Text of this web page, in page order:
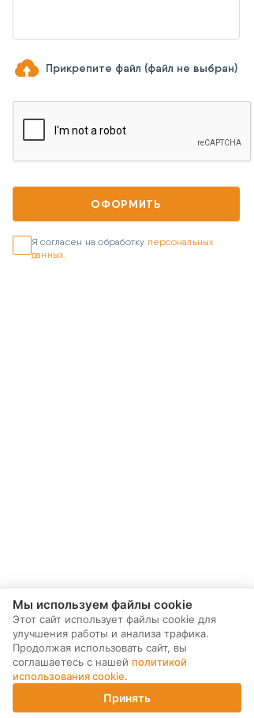
Прикрепите файл (файл не выбран)
ОФОРМИТЬ
Я согласен на обработку персональных
данных.
Наши контакты
г. Санкт-Петербург, ул.
Магнитогорская 30Корзина
Мы используем файлы cookie
Этот сайт использует файлы cookie для
улучшения работы и анализа трафика.
Продолжая использовать сайт, вы
соглашаетесь с нашей политикой
использования cookie.
Принять